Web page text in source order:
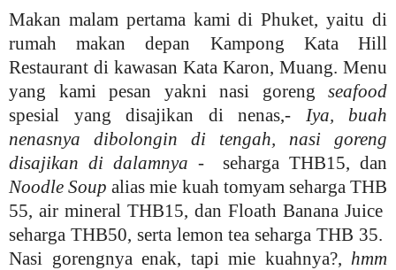
Makan malam pertama kami di Phuket, yaitu di
rumah makan depan Kampong Kata Hill
Restaurant di kawasan Kata Karon, Muang. Menu
yang kami pesan yakni nasi goreng seafood
spesial yang disajikan di nenas,-
Iya, buah
nenasnya dibolongin di tengah, nasi goreng
disajikan di dalamnya - seharga THB15, dan
Noodle Soup alias mie kuah tomyam seharga THB
55, air mineral THB15, dan Floath Banana Juice
seharga THB50, serta lemon tea seharga THB 35.
Nasi gorengnya enak, tapi mie kuahnya?, hmm